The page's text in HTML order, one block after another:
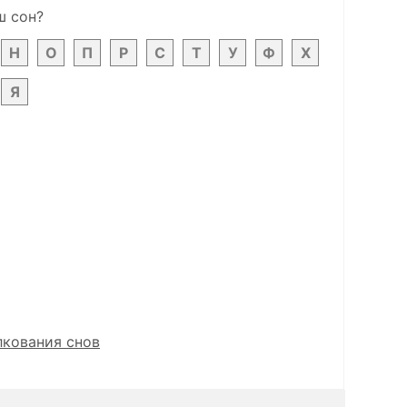
сон?
Н
О П Р С Т У Ф Х
Я
снов